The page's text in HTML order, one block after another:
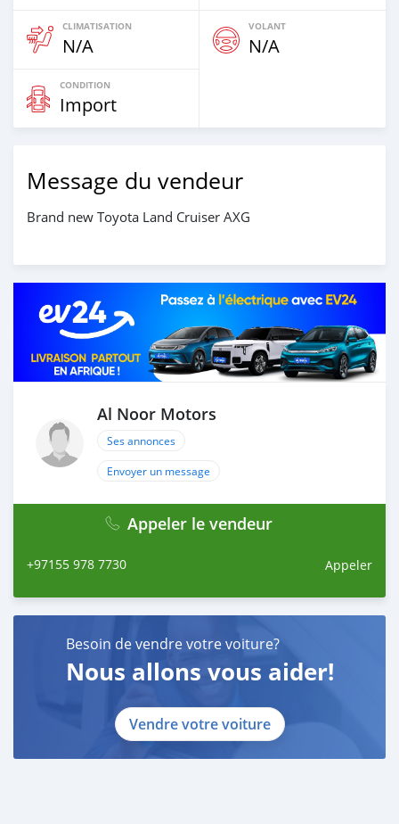
CLIMATISATION
N/A
VOLANT
N/A
CONDITION
Import
Message du vendeur
Brand new Toyota Land Cruiser AXG
Al Noor Motors
Ses annonces
Envoyer un message
Appeler le vendeur
+97155 978 7730 Appeler
Besoin de vendre votre voiture?
Nous allons vous aider!
Vendre votre voiture